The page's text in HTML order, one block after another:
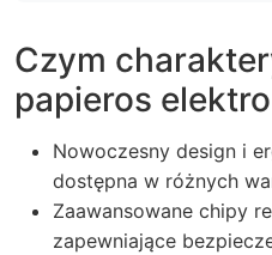
Czym
papieros
Nowoczesny design i
dostępna w różnych
Zaawansowane chipy
zapewniające